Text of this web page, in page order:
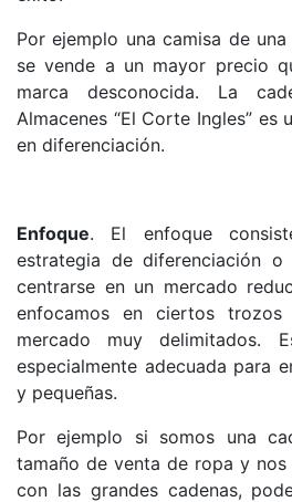
Por ejemplo una camisa de
se vende a un mayor precio
marca desconocida. La
Almacenes “El Corte Ingles” es
en diferenciación.
Enfoque. El enfoque
estrategia de diferenciación
centrarse en un mercado
enfocamos en ciertos
mercado muy delimitados.
especialmente adecuada para
y pequeñas.
Por ejemplo si somos una
tamaño de venta de ropa y
con las grandes cadenas,